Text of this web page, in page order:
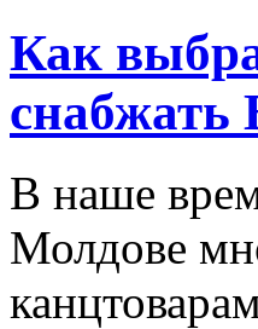
Как
В наше
Молдове